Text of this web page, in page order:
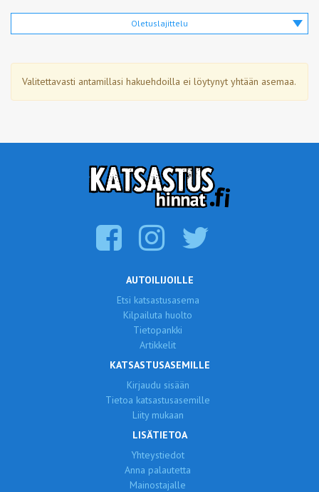
Oletuslajittelu
Valitettavasti antamillasi hakuehdoilla ei löytynyt yhtään asemaa.
AUTOILIJOILLE
Etsi katsastusasema
Kilpailuta huolto
Tietopankki
Artikkelit
KATSASTUSASEMILLE
Kirjaudu sisään
Tietoa katsastusasemille
Liity mukaan
LISÄTIETOA
Yhteystiedot
Anna palautetta
Mainostajalle